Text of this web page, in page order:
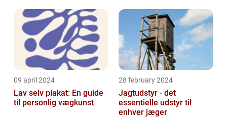
09 april 2024
Lav selv plakat: En guide
til personlig vægkunst
28 february 2024
Jagtudstyr - det
essentielle udstyr til
enhver jæger